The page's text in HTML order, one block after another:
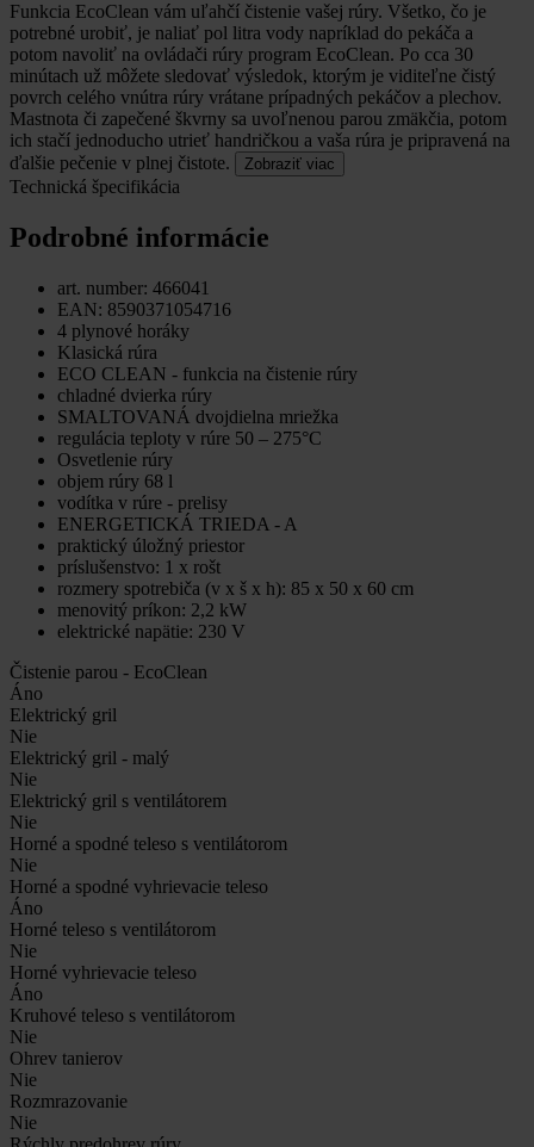
Funkcia EcoClean vám uľahčí čistenie vašej rúry. Všetko, čo je
potrebné urobiť, je naliať pol litra vody napríklad do pekáča a
potom navoliť na ovládači rúry program EcoClean. Po cca 30
minútach už môžete sledovať výsledok, ktorým je viditeľne čistý
povrch celého vnútra rúry vrátane prípadných pekáčov a plechov.
Mastnota či zapečené škvrny sa uvoľnenou parou zmäkčia, potom
ich stačí jednoducho utrieť handričkou a vaša rúra je pripravená na
ďalšie pečenie v plnej čistote.
Zobraziť viac
Technická špecifikácia
Podrobné informácie
art. number: 466041
EAN: 8590371054716
4 plynové horáky
Klasická rúra
ECO CLEAN - funkcia na čistenie rúry
chladné dvierka rúry
SMALTOVANÁ dvojdielna mriežka
regulácia teploty v rúre 50 – 275°C
Osvetlenie rúry
objem rúry 68 l
vodítka v rúre - prelisy
ENERGETICKÁ TRIEDA - A
praktický úložný priestor
príslušenstvo: 1 x rošt
rozmery spotrebiča (v x š x h): 85 x 50 x 60 cm
menovitý príkon: 2,2 kW
elektrické napätie: 230 V
Čistenie parou - EcoClean
Áno
Elektrický gril
Nie
Elektrický gril - malý
Nie
Elektrický gril s ventilátorem
Nie
Horné a spodné teleso s ventilátorom
Nie
Horné a spodné vyhrievacie teleso
Áno
Horné teleso s ventilátorom
Nie
Horné vyhrievacie teleso
Áno
Kruhové teleso s ventilátorom
Nie
Ohrev tanierov
Nie
Rozmrazovanie
Nie